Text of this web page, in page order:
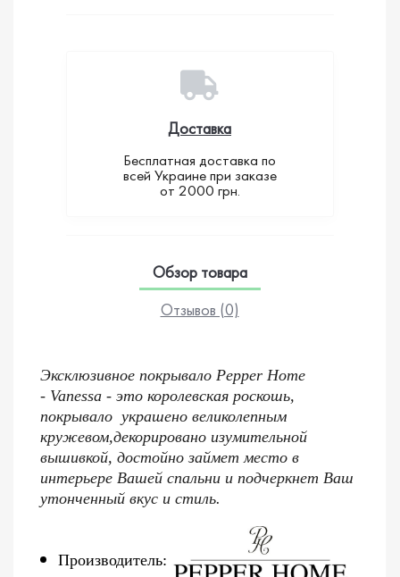
Доставка
Бесплатная доставка по
всей Украине при заказе
от 2000 грн.
Обзор товара
Отзывов (0)
Эксклюзивное покрывало Pepper Home
- Vanessa - это королевская роскошь,
покрывало украшено великолепным
кружевом,декорировано изумительной
вышивкой, достойно займет место в
интерьере Вашей спальни и подчеркнет Ваш
утонченный вкус и стиль.
Производитель: